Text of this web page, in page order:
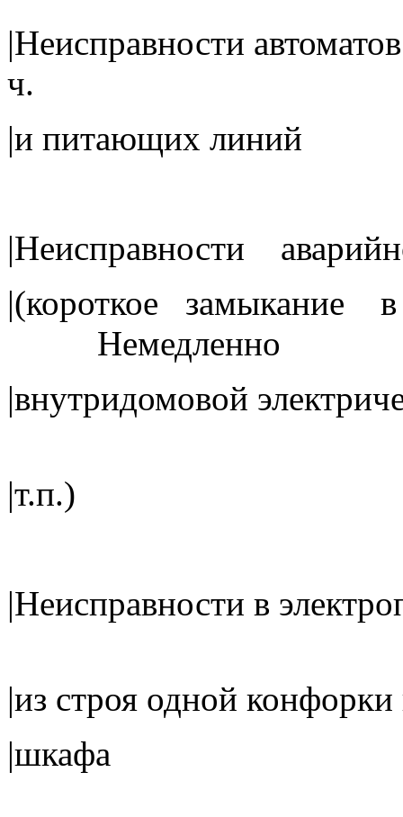
|Неисправности
ч.
|и
|Неисправности
|(короткое замыкание
|внутридомовой
|Неисправности в
|из строя одной